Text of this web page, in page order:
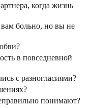
когда жизнь
больно, но вы не
в повседневной
с разногласиями?
понимают?